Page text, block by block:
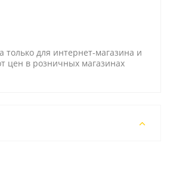
только для интернет-магазина и
цен в розничных магазинах